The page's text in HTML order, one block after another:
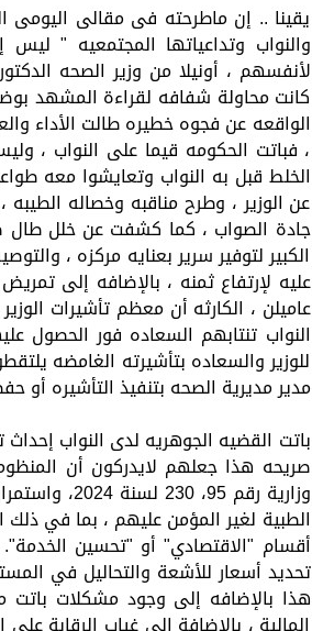
يقينا .. إن ماطرحته فى مقالى اليومى
والنواب وتداعياتها المجتمعيه " ليس
لأنفسهم ، أونيلا من وزير الصحه
كانت محاولة شفافه لقراءة المشهد
الواقعه عن فجوه خطيره طالت الأداء
، فباتت الحكومه قيما على النواب ،
الخلط قبل به النواب وتعايشوا معه
عن الوزير ، وطرح مناقبه وخصاله
جادة الصواب ، كما كشفت عن خلل طال
الكبير لتوفير سرير بعنايه مركزه ،
عليه لإرتفاع ثمنه ، بالإضافه إلى
عاميلن ، الكارثه أن معظم تأشيرات
النواب تنتابهم السعاده فور الحصول
للوزير والسعاده بتأشيرته الغامضه
مدير مديرية الصحه بتنفيذ التأشيره أو
باتت القضيه الجوهريه لدى النواب
صريحه هذا جعلهم لايدركون أن
الطبية لغير المؤمن عليهم ، بما في ذلك
أقسام "الاقتصادي" أو "تحسين
تحديد أسعار للأشعة والتحاليل في
هذا بالإضافه إلى وجود مشكلات باتت